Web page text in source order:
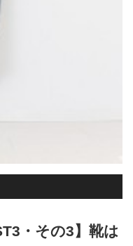
・その3】靴は